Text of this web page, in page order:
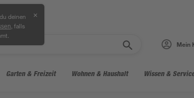
deinen
, falls
✕
Mein
Garten & Freizeit Wohnen & Haushalt Wissen &